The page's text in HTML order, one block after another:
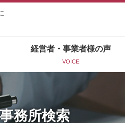
経営者・事業者様の声
VOICE
務所検索